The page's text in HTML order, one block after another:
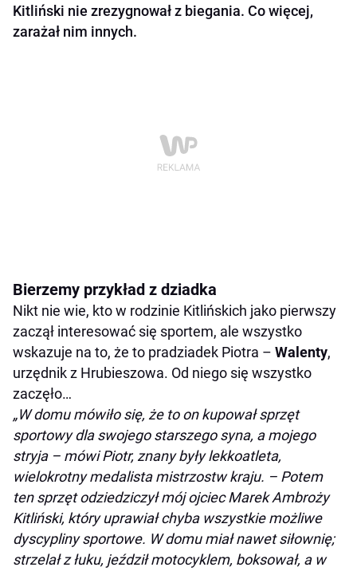
Kitliński nie zrezygnował z biegania. Co więcej,
zarażał nim innych.
Bierzemy przykład z dziadka
Nikt nie wie, kto w rodzinie Kitlińskich jako pierwszy
zaczął interesować się sportem, ale wszystko
wskazuje na to, że to pradziadek Piotra – Walenty,
urzędnik z Hrubieszowa. Od niego się wszystko
zaczęło…
„W domu mówiło się, że to on kupował sprzęt
sportowy dla swojego starszego syna, a mojego
stryja – mówi Piotr, znany były lekkoatleta,
wielokrotny medalista mistrzostw kraju. – Potem
ten sprzęt odziedziczył mój ojciec Marek Ambroży
Kitliński, który uprawiał chyba wszystkie możliwe
dyscypliny sportowe. W domu miał nawet siłownię;
strzelał z łuku, jeździł motocyklem, boksował, a w